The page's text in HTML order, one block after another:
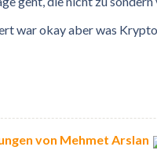
war okay aber was
von Mehmet Arslan